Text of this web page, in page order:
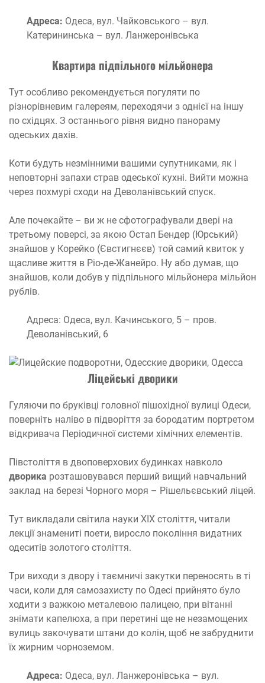
Адреса: Одеса, вул. Чайковського – вул.
Катерининська – вул. Ланжеронівська
Квартира підпільного мільйонера
Тут особливо рекомендується погуляти по
різнорівневим галереям, переходячи з однієї на іншу
по східцях. З останнього рівня видно панораму
одеських дахів.
Коти будуть незмінними вашими супутниками, як і
неповторні запахи страв одеської кухні. Вийти можна
через похмурі сходи на Деволанівський спуск.
Але почекайте – ви ж не сфотографували двері на
третьому поверсі, за якою Остап Бендер (Юрський)
знайшов у Корейко (Євстигнєєв) той самий квиток у
щасливе життя в Ріо-де-Жанейро. Ну або думав, що
знайшов, коли добув у підпільного мільйонера мільйон
рублів.
Адреса: Одеса, вул. Качинського, 5 – пров.
Деволанівський, 6
Ліцейські дворики
Гуляючи по бруківці головної пішохідної вулиці Одеси,
поверніть наліво в підворіття за бородатим портретом
відкривача Періодичної системи хімічних елементів.
Півстоліття в двоповерхових будинках навколо
дворика розташовувався перший вищий навчальний
заклад на березі Чорного моря – Рішельєвський ліцей.
Тут викладали світила науки XIX століття, читали
лекції знамениті поети, виросло покоління видатних
одеситів золотого століття.
Три виходи з двору і таємничі закутки переносять в ті
часи, коли для самозахисту по Одесі прийнято було
ходити з важкою металевою палицею, при вітанні
знімати капелюха, а при перетині ще не незамощених
вулиць закочувати штани до колін, щоб не забруднити
їх жирним чорноземом.
Адреса: Одеса, вул. Ланжеронівська – вул.